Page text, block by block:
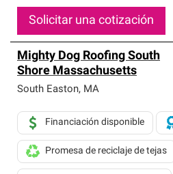
Solicitar una cotización
Mighty Dog Roofing South
Shore Massachusetts
South Easton, MA
Financiación disponible
Promesa de reciclaje de tejas